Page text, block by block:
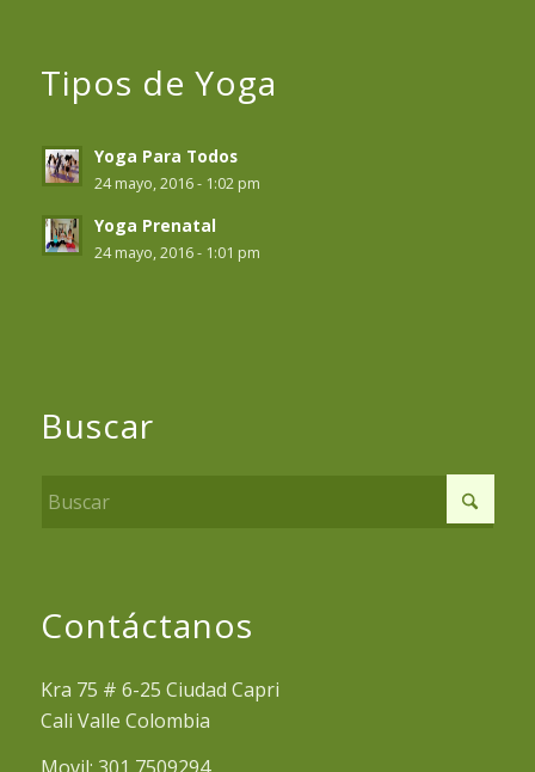
Tipos de Yoga
Yoga Para Todos
24 mayo, 2016 - 1:02 pm
Yoga Prenatal
24 mayo, 2016 - 1:01 pm
Buscar
Contáctanos
Kra 75 # 6-25 Ciudad Capri
Cali Valle Colombia